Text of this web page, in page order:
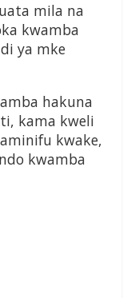
mila na
kwamba
ya mke
hakuna
kama kweli
kwake,
kwamba